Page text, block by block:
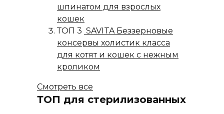
шпинатом для взрослых
кошек
ТОП 3 SAVITA Беззерновые
консервы холистик класса
для котят и кошек с нежным
кроликом
Смотреть все
ТОП для стерилизованных